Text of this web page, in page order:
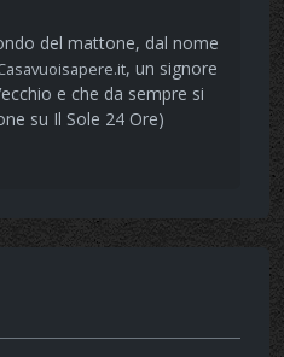
del mattone, dal nome
, un signore
e che da sempre si
su Il Sole 24 Ore)